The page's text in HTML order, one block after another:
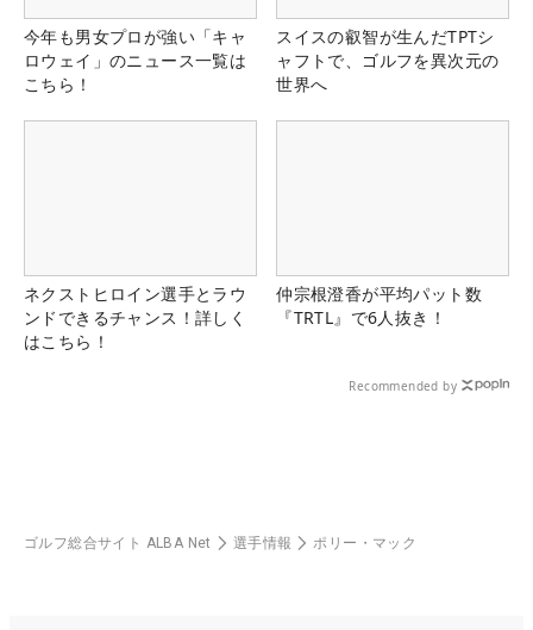
今年も男女プロが強い「キャ
ロウェイ」のニュース一覧は
こちら！
スイスの叡智が生んだTPTシ
ャフトで、ゴルフを異次元の
世界へ
ネクストヒロイン選手とラウ
ンドできるチャンス！詳しく
はこちら！
仲宗根澄香が平均パット数
『TRTL』で6人抜き！
Recommended by
ゴルフ総合サイト ALBA Net 選手情報 ポリー・マック